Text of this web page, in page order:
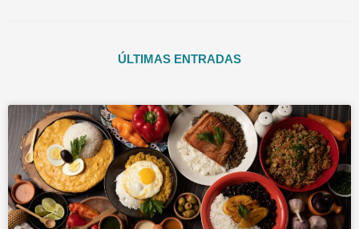
ÚLTIMAS ENTRADAS